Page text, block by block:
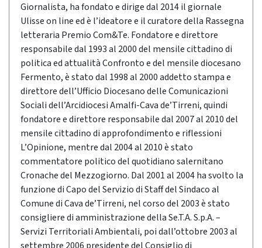
Giornalista, ha fondato e dirige dal 2014 il giornale
Ulisse on line ed è l’ideatore e il curatore della Rassegna
letteraria Premio Com&Te. Fondatore e direttore
responsabile dal 1993 al 2000 del mensile cittadino di
politica ed attualità Confronto e del mensile diocesano
Fermento, è stato dal 1998 al 2000 addetto stampa e
direttore dell’Ufficio Diocesano delle Comunicazioni
Sociali dell’Arcidiocesi Amalfi-Cava de’Tirreni, quindi
fondatore e direttore responsabile dal 2007 al 2010 del
mensile cittadino di approfondimento e riflessioni
L’Opinione, mentre dal 2004 al 2010 è stato
commentatore politico del quotidiano salernitano
Cronache del Mezzogiorno. Dal 2001 al 2004 ha svolto la
funzione di Capo del Servizio di Staff del Sindaco al
Comune di Cava de’Tirreni, nel corso del 2003 è stato
consigliere di amministrazione della Se.T.A. S.p.A. –
Servizi Territoriali Ambientali, poi dall’ottobre 2003 al